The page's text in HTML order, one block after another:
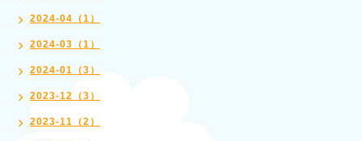
2024-04（1）
2024-03（1）
2024-01（3）
2023-12（3）
2023-11（2）